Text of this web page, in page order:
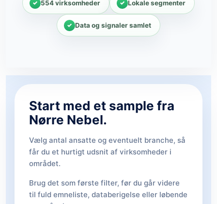
554 virksomheder Lokale segmenter
Data og signaler samlet
Start med et sample fra
Nørre Nebel.
Vælg antal ansatte og eventuelt branche, så
får du et hurtigt udsnit af virksomheder i
området.
Brug det som første filter, før du går videre
til fuld emneliste, databerigelse eller løbende